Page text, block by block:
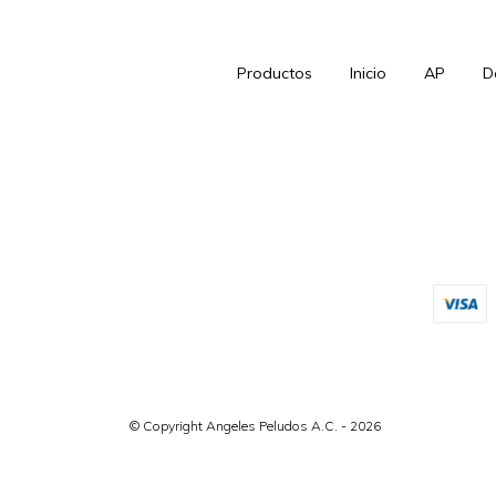
Productos Inicio AP
© Copyright Angeles Peludos A.C. - 2026